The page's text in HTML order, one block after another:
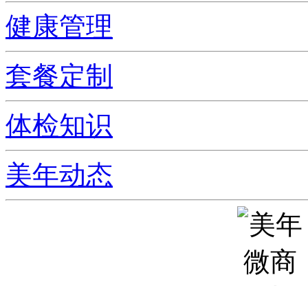
健康管理
套餐定制
体检知识
美年动态